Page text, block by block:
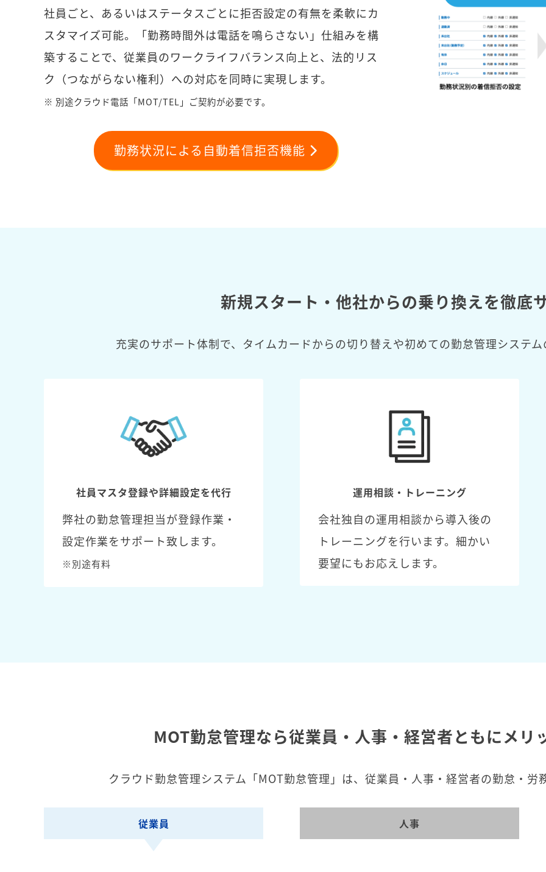
社員ごと、あるいはステータスごとに拒否設定の有無を柔軟にカ
スタマイズ可能。「勤務時間外は電話を鳴らさない」仕組みを構
築することで、従業員のワークライフバランス向上と、法的リス
ク（つながらない権利）への対応を同時に実現します。
※ 別途クラウド電話「MOT/TEL」ご契約が必要です。
勤務状況による自動着信拒否機能
新規スタート・他社からの乗り換えを徹底
充実のサポート体制で、タイムカードからの切り替えや初めての勤怠管理システ
社員マスタ登録や詳細設定を代行
弊社の勤怠管理担当が登録作業・
設定作業をサポート致します。
※別途有料
運用相談・トレーニング
会社独自の運用相談から導入後の
トレーニングを行います。細かい
要望にもお応えします。
MOT勤怠管理なら従業員・人事・経営者ともにメリ
クラウド勤怠管理システム「MOT勤怠管理」は、従業員・人事・経営者の勤怠・労
従業員 人事